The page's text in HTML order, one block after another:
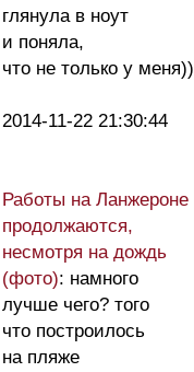
глянула в ноут
и поняла,
что не только у меня))
2014-11-22 21:30:44
Работы на Ланжероне
продолжаются,
несмотря на дождь
(фото): намного
лучше чего? того
что построилось
на пляже